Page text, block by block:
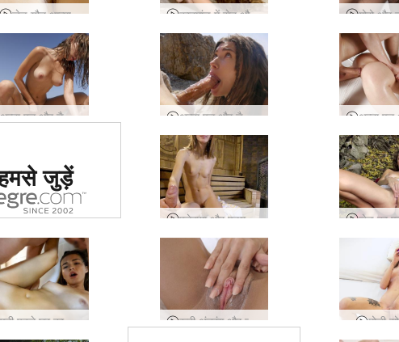
जेड यौन आत्मा काठमांडू में सेन और जेड की पवित्र इच्छाएं
अन्ना एल और डैनी सन, रेत, समुद्र और सेक्स अन्ना एल और डैनी समुद्र तट पर सेक्स
में #1 कामुक
का दर्जा दिया
गया
जुड़ें
एलेक्सा और एडम कॉन्स्टेंट कपलिंग
एनी पहले घर का बना सेक्स टेप रूबी अंतरंग और व्यक्तिगत मोली